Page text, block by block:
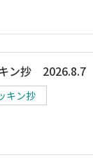
ン抄 2026.8.7
キン抄